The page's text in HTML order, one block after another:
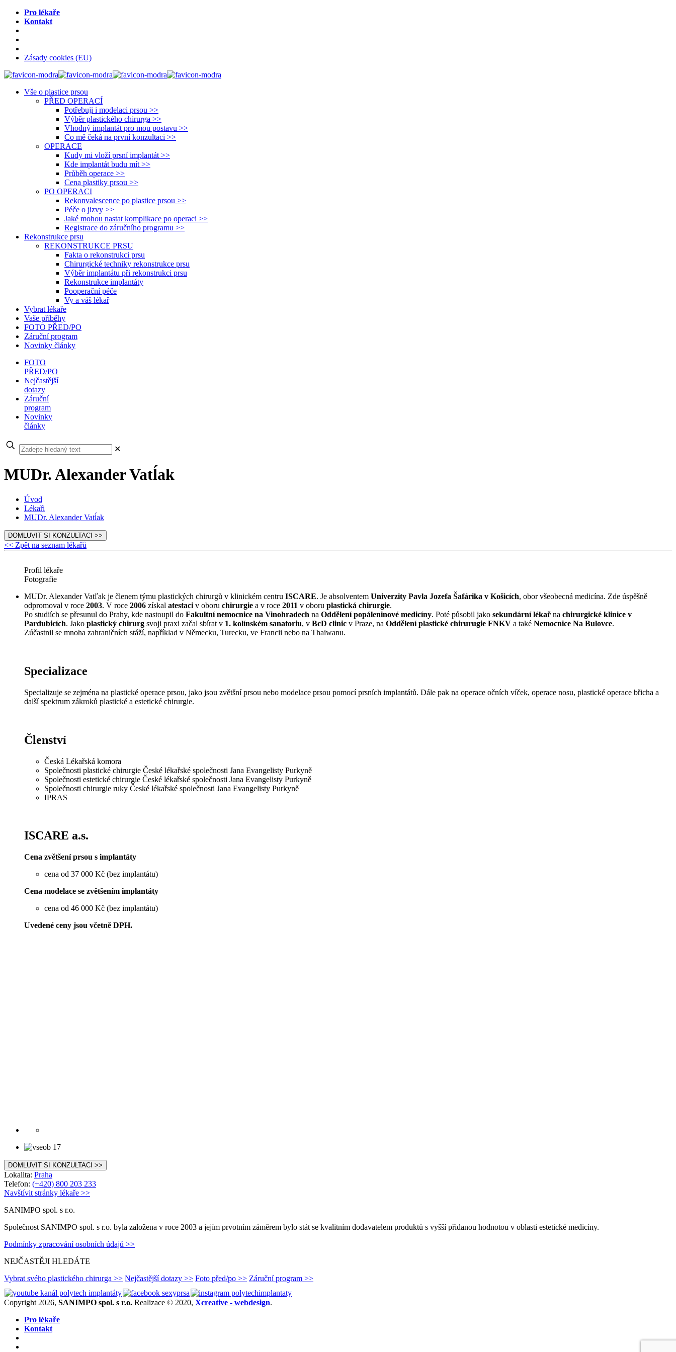
Pro lékaře
Kontakt
Zásady cookies (EU)
Vše o plastice prsou
PŘED OPERACÍ
Potřebuji i modelaci prsou >>
Výběr plastického chirurga >>
Vhodný implantát pro mou postavu >>
Co mě čeká na první konzultaci >>
OPERACE
Kudy mi vloží prsní implantát >>
Kde implantát budu mít >>
Průběh operace >>
Cena plastiky prsou >>
PO OPERACI
Rekonvalescence po plastice prsou >>
Péče o jizvy >>
Jaké mohou nastat komplikace po operaci >>
Registrace do záručního programu >>
Rekonstrukce prsu
REKONSTRUKCE PRSU
Fakta o rekonstrukci prsu
Chirurgické techniky rekonstrukce prsu
Výběr implantátu při rekonstrukci prsu
Rekonstrukce implantáty
Pooperační péče
Vy a váš lékař
Vybrat lékaře
Vaše příběhy
FOTO PŘED/PO
Záruční program
Novinky články
FOTO
PŘED/PO
Nejčastější
dotazy
Záruční
program
Novinky
články
✕
MUDr. Alexander Vatĺak
Úvod
Lékaři
MUDr. Alexander Vatĺak
DOMLUVIT SI KONZULTACI >>
<< Zpět na seznam lékařů
Profil lékaře
Fotografie
MUDr. Alexander Vatľak je členem týmu plastických chirurgů v klinickém centru ISCARE. Je absolventem Univerzity Pavla Jozefa Šafárika v Košicích, obor všeobecná medicína. Zde úspěšně
odpromoval v roce 2003. V roce 2006 získal atestaci v oboru chirurgie a v roce 2011 v oboru plastická chirurgie.
Po studiích se přesunul do Prahy, kde nastoupil do Fakultní nemocnice na Vinohradech na Oddělení popáleninové medicíny. Poté působil jako sekundární lékař na chirurgické klinice v
Pardubicích. Jako plastický chirurg svoji praxi začal sbírat v 1. kolínském sanatoriu, v BcD clinic v Praze, na Oddělení plastické chirurugie FNKV a také Nemocnice Na Bulovce.
Zúčastnil se mnoha zahraničních stáží, například v Německu, Turecku, ve Francii nebo na Thaiwanu.
Specializace
Specializuje se zejména na plastické operace prsou, jako jsou zvětšní prsou nebo modelace prsou pomocí prsních implantátů. Dále pak na operace očních víček, operace nosu, plastické operace břicha a
další spektrum zákroků plastické a estetické chirurgie.
Členství
Česká Lékařská komora
Společnosti plastické chirurgie České lékařské společnosti Jana Evangelisty Purkyně
Společnosti estetické chirurgie České lékařské společnosti Jana Evangelisty Purkyně
Společnosti chirurgie ruky České lékařské společnosti Jana Evangelisty Purkyně
IPRAS
ISCARE a.s.
Cena zvětšení prsou s implantáty
cena od 37 000 Kč (bez implantátu)
Cena modelace se zvětšením implantáty
cena od 46 000 Kč (bez implantátu)
Uvedené ceny jsou včetně DPH.
DOMLUVIT SI KONZULTACI >>
Lokalita: Praha
Telefon: (+420) 800 203 233
Navštívit stránky lékaře >>
SANIMPO spol. s r.o.
Společnost SANIMPO spol. s r.o. byla založena v roce 2003 a jejím prvotním záměrem bylo stát se kvalitním dodavatelem produktů s vyšší přidanou hodnotou v oblasti estetické medicíny.
Podmínky zpracování osobních údajů >>
NEJČASTĚJI HLEDÁTE
Vybrat svého plastického chirurga >> Nejčastější dotazy >> Foto před/po >> Záruční program >>
Copyright 2026, SANIMPO spol. s r.o. Realizace © 2020, Xcreative - webdesign.
Pro lékaře
Kontakt